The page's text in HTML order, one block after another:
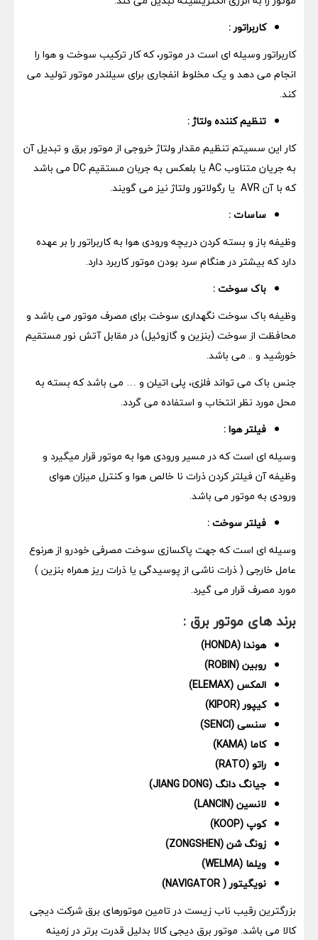
کاربراتور :
کاربراتور وسیله ای است در موتور، که کار ترکیب سوخت و هوا را
انجام می دهد و یک مخلوط انفجاری برای سیلندر موتور تولید می
کند.
تنظیم کننده ولتاژ :
کار این سسیتم تنظیم مقدار ولتاژ خروجی از موتور برق و تبدیل آن
به جریان متناوب AC یا بلعکس به جربان مستقیم DC می باشد
که با آن AVR یا رگولاتور ولتاژ نیز می گویند.
ساسات :
وظیفه باز و بسته کردن دریچه ورودی هوا به کاربراتور را بر عهده
دارد که بیشتر در هنگام سرد بودن موتور کاربرد دارد.
باک سوخت :
وظیفه باک سوخت نگهداری سوخت برای مصرف موتور می باشد و
محافظت از سوخت (بنزین و گازوئیل) در مقابل آتش نور مستقیم
خورشید و .. می باشد.
جنس باک می تواند فلزی، پلی اتیلن و … می باشد که بسته به
محل مورد نظر انتخاب و استفاده می گردد.
فیلتر هوا :
وسیله ای است که در مسیر ورودی هوا به موتور قرار میگیرد و
وظیفه آن فیلتر کردن ذرات نا خالص هوا و کنترل میزان هوای
ورودی به موتور می باشد.
فیلتر سوخت :
وسیله ای است که جهت پاکسازی سوخت مصرفی خودرو از هرنوع
عامل خارجی ( ذرات ناشی از پوسیدگی یا ذرات ریز همراه بنزین )
مورد مصرف قرار می گیرد.
برند های موتور برق :
هوندا (HONDA)
روبین (ROBIN)
المکس (ELEMAX)
کیپور (KIPOR)
سنسی (SENCI)
کاما (KAMA)
راتو (RATO)
جیانگ دانگ (JIANG DONG)
لانسین (LANCIN)
کوپ (KOOP)
زونگ شن (ZONGSHEN)
ویلما (WELMA)
نویگیتور ( NAVIGATOR)
بزرگترین رقیب ناب زیست در تامین موتورهای برق شرکت دیجی
کالا می باشد. موتور برق دیجی کالا بدلیل قدرت برتر در زمینه